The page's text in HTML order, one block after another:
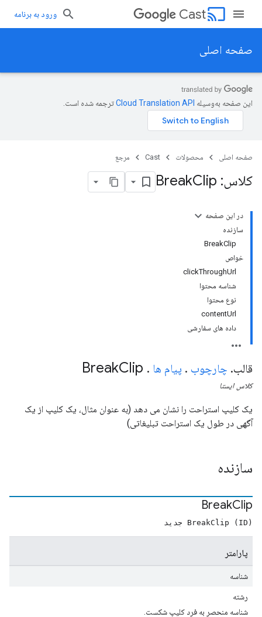
cast
Cast ورود به برنامه
صفحه اصلی
این صفحه به‌وسیله ترجمه شده است.
صفحه اصلی محصولات Cast مرجع
کلاس: Break Clip
در این صفحه
سازنده
BreakClip
خواص
clickThroughUrl
شناسه محتوا
نوع محتوا
contentUrl
داده های سفارشی
قالب. چارچوب . پیام ها .
BreakClip
کلاس ایستا
یک کلیپ استراحت را نشان می دهد (به عنوان مثال، یک کلیپ از یک
آگهی در طول یک استراحت تبلیغاتی)
سازنده
BreakClip
BreakClip (ID) جدید
پارامتر
شناسه
رشته
شناسه منحصر به فرد کلیپ شکست.